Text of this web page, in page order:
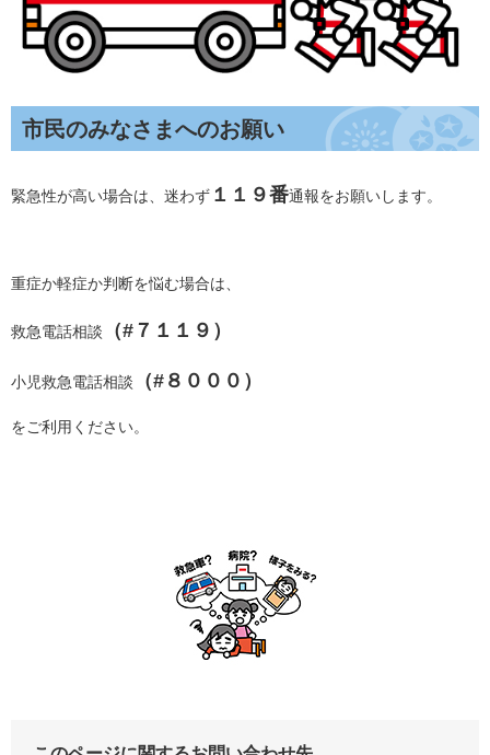
市民のみなさまへのお願い
緊急性が高い場合は、迷わず １１９番通報をお願いします。
重症か軽症か判断を悩む場合は、
救急電話相談 （#７１１９）
小児救急電話相談 （#８０００）
をご利用ください。